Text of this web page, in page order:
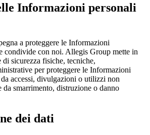
Informazioni personali
a proteggere le Informazioni
condivide con noi. Allegis Group mette in
di sicurezza fisiche, tecniche,
per proteggere le Informazioni
accessi, divulgazioni o utilizzi non
smarrimento, distruzione o danno
dei dati